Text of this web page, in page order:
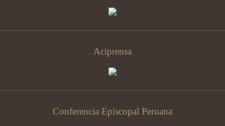
Aciprensa
Conferencia Episcopal Peruana